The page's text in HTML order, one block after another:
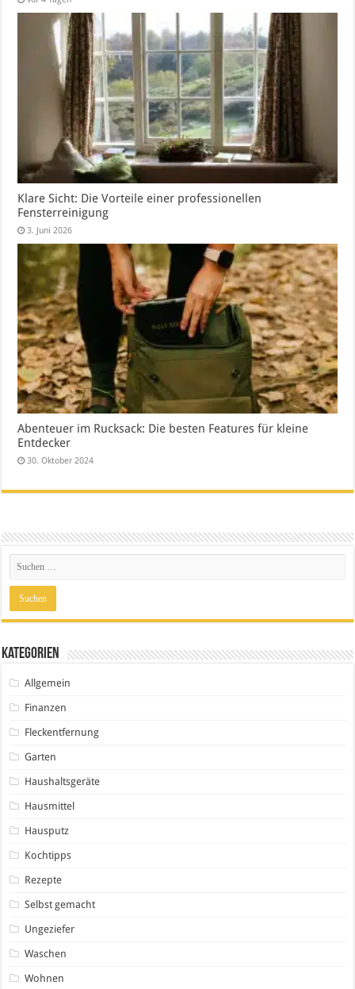
Klare Sicht: Die Vorteile einer professionellen
Fensterreinigung
3. Juni 2026
Abenteuer im Rucksack: Die besten Features für kleine
Entdecker
30. Oktober 2024
Kategorien
Allgemein
Finanzen
Fleckentfernung
Garten
Haushaltsgeräte
Hausmittel
Hausputz
Kochtipps
Rezepte
Selbst gemacht
Ungeziefer
Waschen
Wohnen